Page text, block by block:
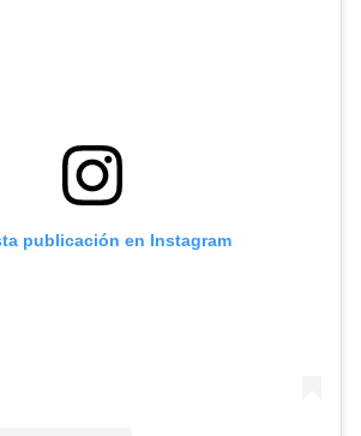
publicación en Instagram